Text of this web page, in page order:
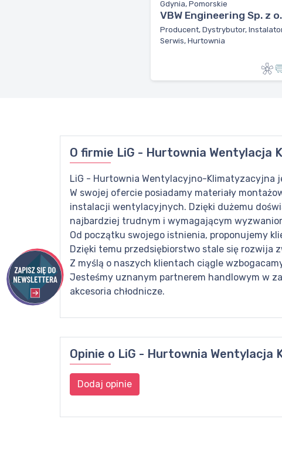
Gdynia, Pomorskie
VBW Engineering Sp. z
Producent, Dystrybutor,
Serwis, Hurtownia
O firmie LiG - Hurtownia Wentylacja
LiG - Hurtownia Wentylacyjno-
W swojej ofercie posiadamy materiały
instalacji wentylacyjnych. Dzięki dużemu
najbardziej trudnym i wymagającym
Od początku swojego istnienia, proponujemy
Dzięki temu przedsiębiorstwo stale się rozwija
Z myślą o naszych klientach ciągle
Jesteśmy uznanym partnerem handlowym w
akcesoria chłodnicze.
Opinie o LiG - Hurtownia Wentylacja
Dodaj opinie